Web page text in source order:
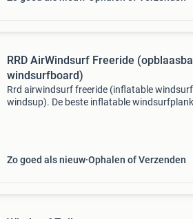
RRD AirWindsurf Freeride
windsurfboard)
Rrd airwindsurf freeride (inflatable
windsup). De beste inflatable
Zo goed als nieuw Ophalen of Verzenden